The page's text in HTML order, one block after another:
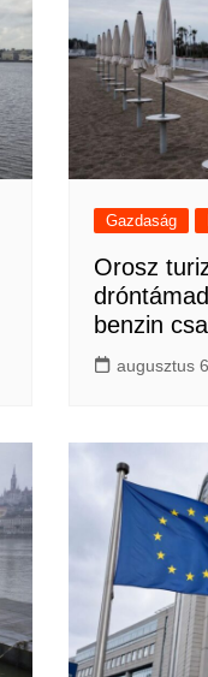
Gazdaság
Orosz
benzin
augusztus